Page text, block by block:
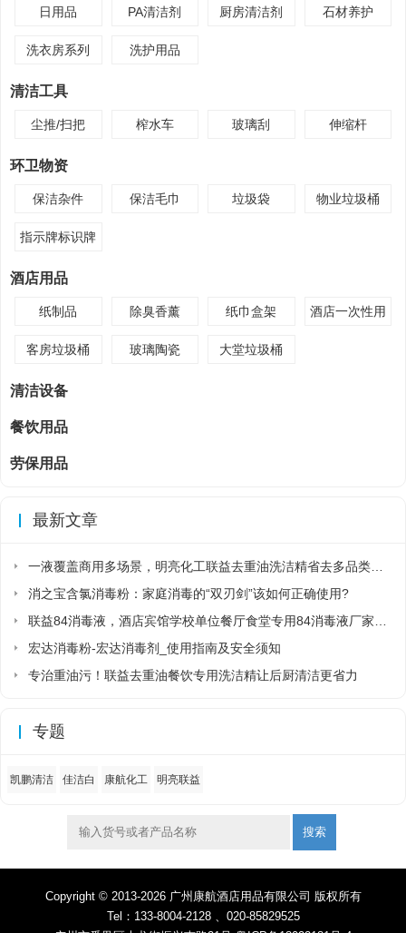
日用品 PA清洁剂 厨房清洁剂 石材养护
洗衣房系列 洗护用品
清洁工具
尘推/扫把 榨水车 玻璃刮 伸缩杆
环卫物资
保洁杂件 保洁毛巾 垃圾袋 物业垃圾桶
指示牌标识牌
酒店用品
纸制品 除臭香薰 纸巾盒架
酒店一次性用
客房垃圾桶 玻璃陶瓷 大堂垃圾桶
清洁设备
餐饮用品
劳保用品
最新文章
消之宝含氯消毒粉：家庭消毒的“双刃剑”该如何正确使用?
宏达消毒粉-宏达消毒剂_使用指南及安全须知
专治重油污！联益去重油餐饮专用洗洁精让后厨清洁更省力
专题
凯鹏清洁 佳洁白 康航化工 明亮联益
搜索
Copyright © 2013-2026 广州康航酒店用品有限公司 版权所有
Tel：133-8004-2128 、020-85829525